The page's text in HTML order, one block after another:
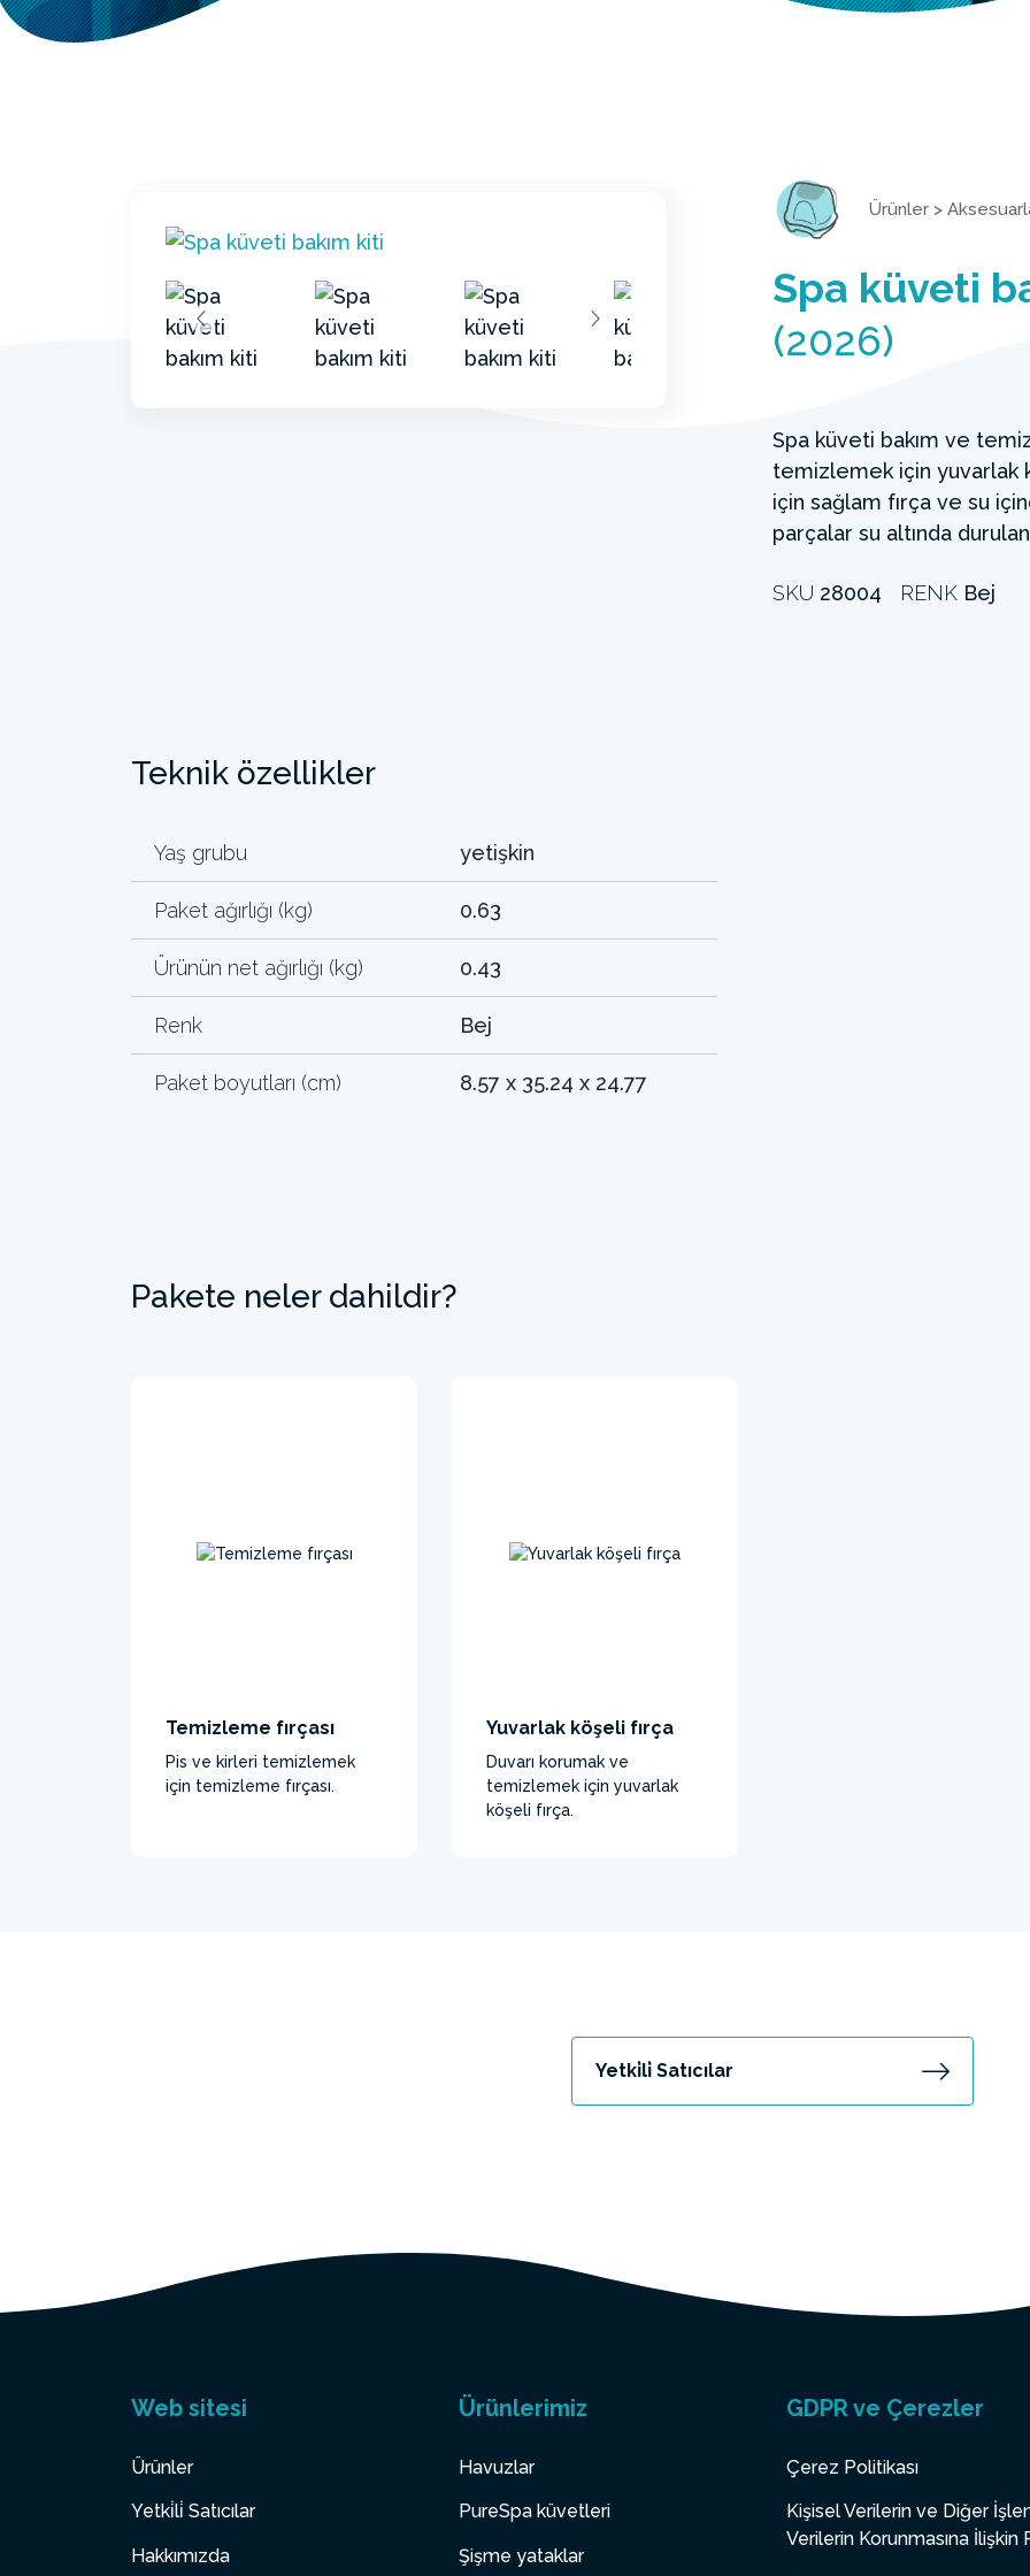
Ürünler >
Spa küveti
(2026)
Spa küveti bakım ve
temizlemek için yuvarlak
için sağlam fırça ve su
parçalar su altında
SKU 28004 RENK Bej
Teknik özellikler
Yaş grubu yetişkin
Paket ağırlığı (kg) 0.63
Ürünün net ağırlığı (kg) 0.43
Renk Bej
Paket boyutları (cm) 8.57 x 35.24 x 24.77
Pakete neler dahildir?
Temizleme fırçası
Pis ve kirleri temizlemek
için temizleme fırçası.
Yuvarlak köşeli fırça
Duvarı korumak ve
temizlemek için yuvarlak
köşeli fırça.
Yetki̇li̇ Satıcılar
Web sitesi
Ürünler
Yetki̇li̇ Satıcılar
Hakkımızda
Ürünlerimiz
Havuzlar
PureSpa küvetleri
Şişme yataklar
GDPR ve Çerezler
Çerez Politikası
Kişisel Verilerin ve Diğer
Verilerin Korunmasına İlişkin